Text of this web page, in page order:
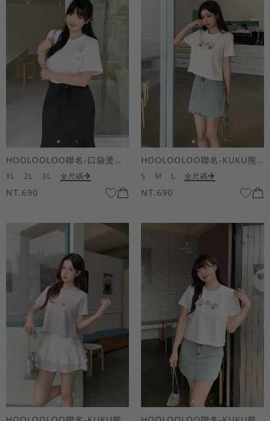
HOOLOOLOO聯名-口袋燙金KUKU熊短袖上衣
XL 2L 3L 全尺碼
NT.690
HOOLOOLOO聯名-KUKU熊蝴蝶結短袖上衣
S M L 全尺碼
NT.690